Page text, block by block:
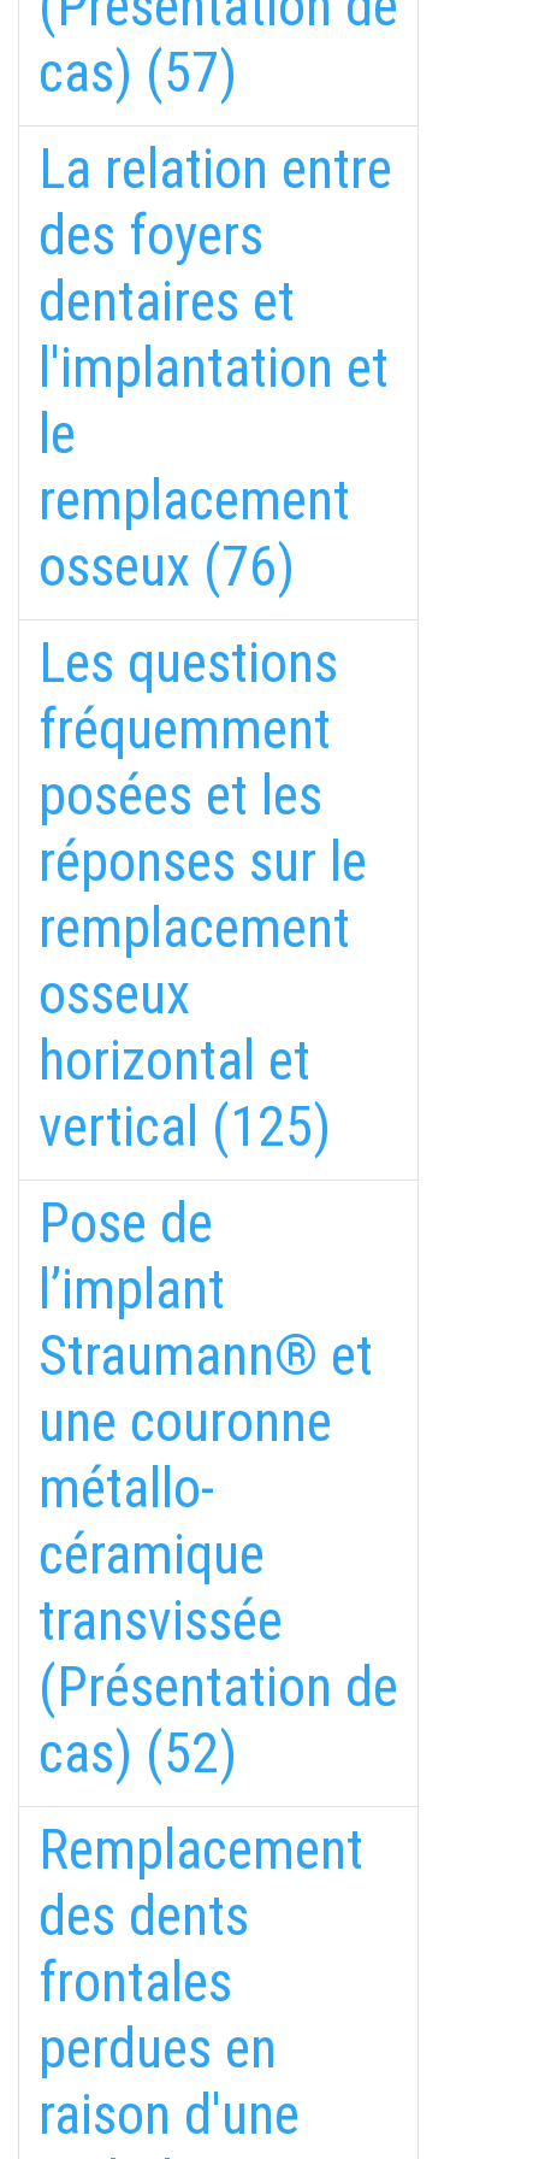
cas) (57)
La relation entre
des foyers
dentaires et
l'implantation et
le
remplacement
osseux (76)
Les questions
fréquemment
posées et les
réponses sur le
remplacement
osseux
horizontal et
vertical (125)
Pose de
l’implant
Straumann® et
une couronne
métallo-
céramique
transvissée
(Présentation de
cas) (52)
Remplacement
des dents
frontales
perdues en
raison d'une